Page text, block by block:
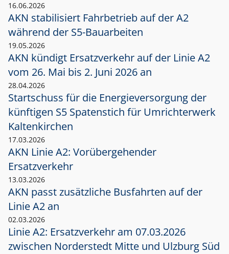
16.06.2026
AKN stabilisiert Fahrbetrieb auf der A2
während der S5-Bauarbeiten
19.05.2026
AKN kündigt Ersatzverkehr auf der Linie A2
vom 26. Mai bis 2. Juni 2026 an
28.04.2026
Startschuss für die Energieversorgung der
künftigen S5 Spatenstich für Umrichterwerk
Kaltenkirchen
17.03.2026
AKN Linie A2: Vorübergehender
Ersatzverkehr
13.03.2026
AKN passt zusätzliche Busfahrten auf der
Linie A2 an
02.03.2026
Linie A2: Ersatzverkehr am 07.03.2026
zwischen Norderstedt Mitte und Ulzburg Süd